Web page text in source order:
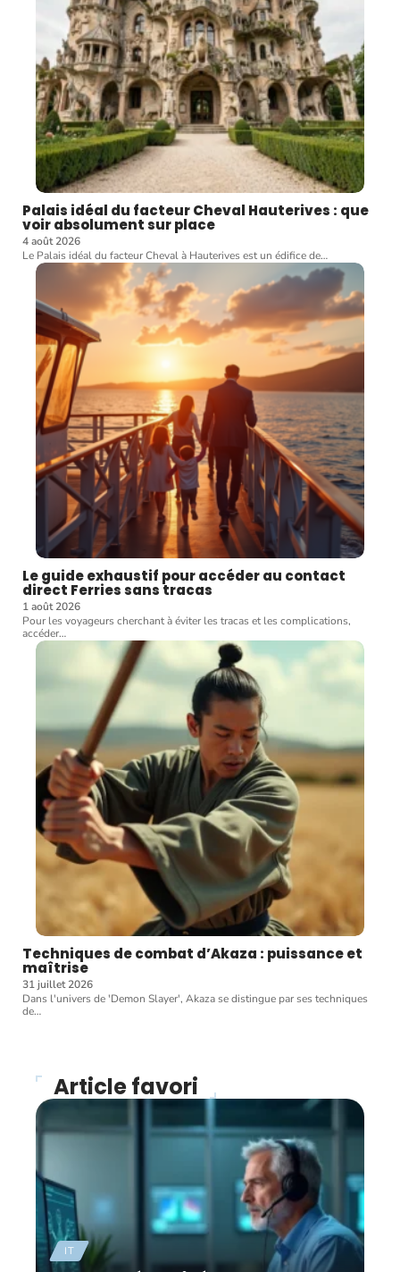
Palais idéal du facteur Cheval Hauterives : que
voir absolument sur place
4 août 2026
Le Palais idéal du facteur Cheval à Hauterives est un édifice de…
Le guide exhaustif pour accéder au contact
direct Ferries sans tracas
1 août 2026
Pour les voyageurs cherchant à éviter les tracas et les complications,
accéder…
Techniques de combat d’Akaza : puissance et
maîtrise
31 juillet 2026
Dans l'univers de 'Demon Slayer', Akaza se distingue par ses techniques
de…
Article favori
IT